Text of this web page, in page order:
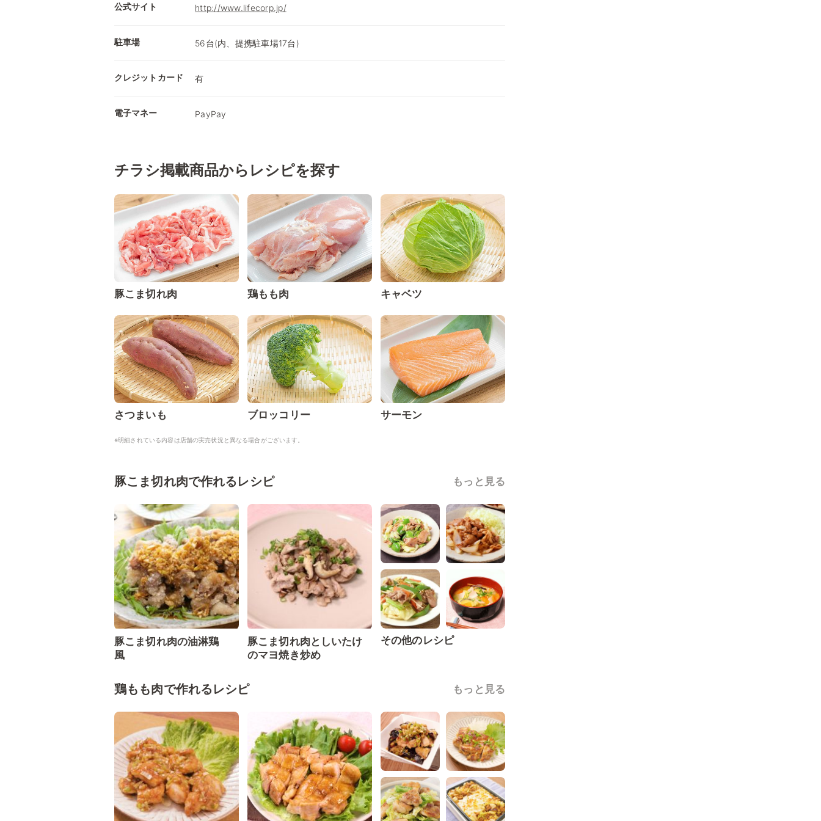
公式サイト http://www.lifecorp.jp/
駐車場 56台(内、提携駐車場17台)
クレジットカード 有
電子マネー PayPay
チラシ掲載商品からレシピを探す
豚こま切れ肉 鶏もも肉 キャベツ
さつまいも ブロッコリー サーモン
※明細されている内容は店舗の実売状況と異なる場合がございます。
豚こま切れ肉で作れるレシピ もっと見る
豚こま切れ肉の油淋鶏
風
豚こま切れ肉としいたけ
のマヨ焼き炒め
その他のレシピ
鶏もも肉で作れるレシピ もっと見る